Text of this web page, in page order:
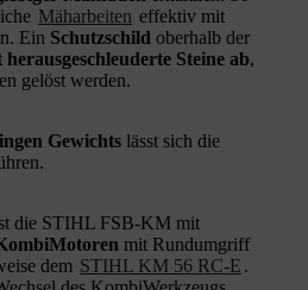
Mäharbeiten effektiv mit
Ein Schutzschild oberhalb der
herausgeschleuderte Steine ab,
gelöst werden.
Gewichts lässt sich die
die STIHL FSB-KM mit
mit Rundumgriff
dem STIHL KM 56 RC-E .